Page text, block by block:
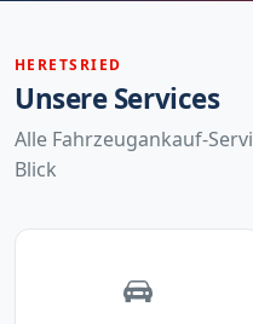
HERETSRIED
Unsere Services
Alle Fahrzeugankauf-
Blick